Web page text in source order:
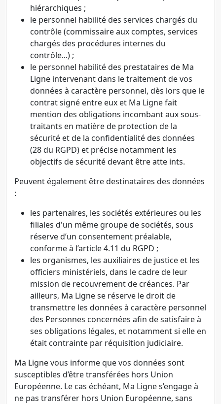
hiérarchiques ;
le personnel habilité des services chargés du
contrôle (commissaire aux comptes, services
chargés des procédures internes du
contrôle...) ;
le personnel habilité des prestataires de Ma
Ligne intervenant dans le traitement de vos
données à caractère personnel, dès lors que le
contrat signé entre eux et Ma Ligne fait
mention des obligations incombant aux sous-
traitants en matière de protection de la
sécurité et de la confidentialité des données
(28 du RGPD) et précise notamment les
objectifs de sécurité devant être atte ints.
Peuvent également être destinataires des données
:
les partenaires, les sociétés extérieures ou les
filiales d'un même groupe de sociétés, sous
réserve d’un consentement préalable,
conforme à l’article 4.11 du RGPD ;
les organismes, les auxiliaires de justice et les
officiers ministériels, dans le cadre de leur
mission de recouvrement de créances. Par
ailleurs, Ma Ligne se réserve le droit de
transmettre les données à caractère personnel
des Personnes concernées afin de satisfaire à
ses obligations légales, et notamment si elle en
était contrainte par réquisition judiciaire.
Ma Ligne vous informe que vos données sont
susceptibles d’être transférées hors Union
Européenne. Le cas échéant, Ma Ligne s’engage à
ne pas transférer hors Union Européenne, sans